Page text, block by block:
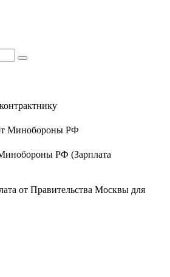
Минобороны РФ
РФ (Зарплата
от Правительства Москвы для